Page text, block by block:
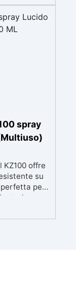
e un
spray
KZ100 offre
su
per
agenti
alcol e